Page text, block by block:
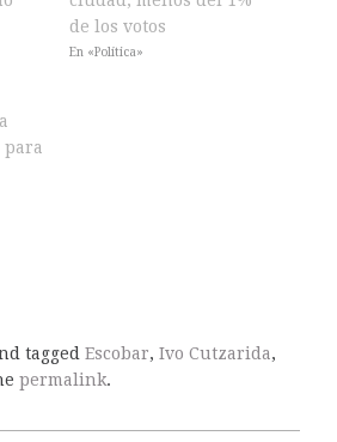
de los votos
En «Política»
tagged Escobar, Ivo Cutzarida,
permalink.